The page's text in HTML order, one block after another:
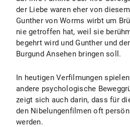
der Liebe waren eher von
Gunther von Worms wirbt um
nie getroffen hat, weil sie
begehrt wird und Gunther und
Burgund Ansehen bringen soll.
In heutigen Verfilmungen
andere psychologische
zeigt sich auch darin, dass für
den Nibelungenfilmen oft
werden.